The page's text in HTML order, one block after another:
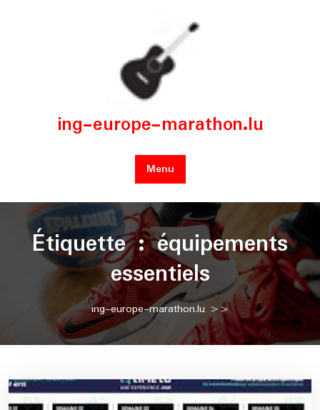
ing-europe-marathon.lu
Menu
Étiquette :équipements
essentiels
ing-europe-marathon.lu >>